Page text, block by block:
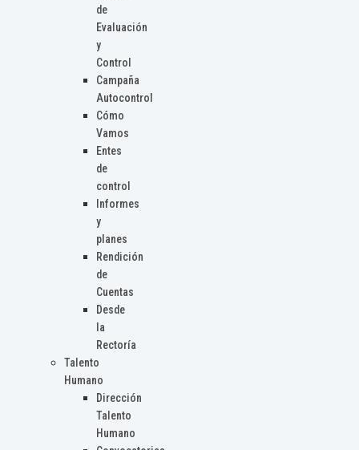
de
Evaluación
y
Control
Campaña
Autocontrol
Cómo
Vamos
Entes
de
control
Informes
y
planes
Rendición
de
Cuentas
Desde
la
Rectoría
Talento
Humano
Dirección
Talento
Humano